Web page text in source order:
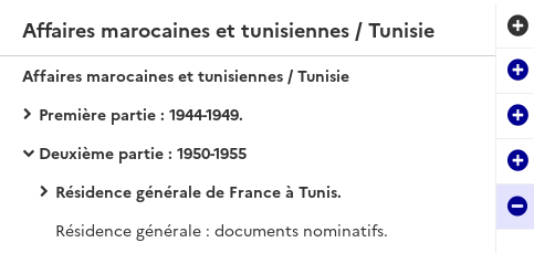
Affaires marocaines et tunisiennes / Tunisie
Affaires marocaines et tunisiennes / Tunisie
Première partie : 1944-1949.
Deuxième partie : 1950-1955
Résidence générale de France à Tunis.
Résidence générale : documents nominatifs.